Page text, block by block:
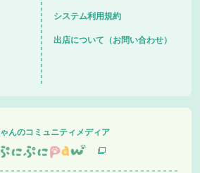
システム利用規約
出店について（お問い合わせ）
んのコミュニティメディア